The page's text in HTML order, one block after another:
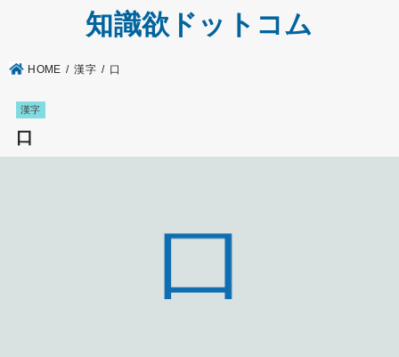
知識欲ドットコム
HOME 漢字 口
漢字
口